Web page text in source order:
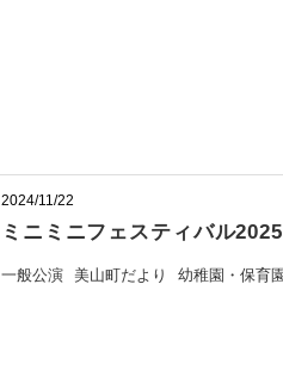
2024/11/22
ミニミニフェスティバル2025
一般公演 美山町だより 幼稚園・保育